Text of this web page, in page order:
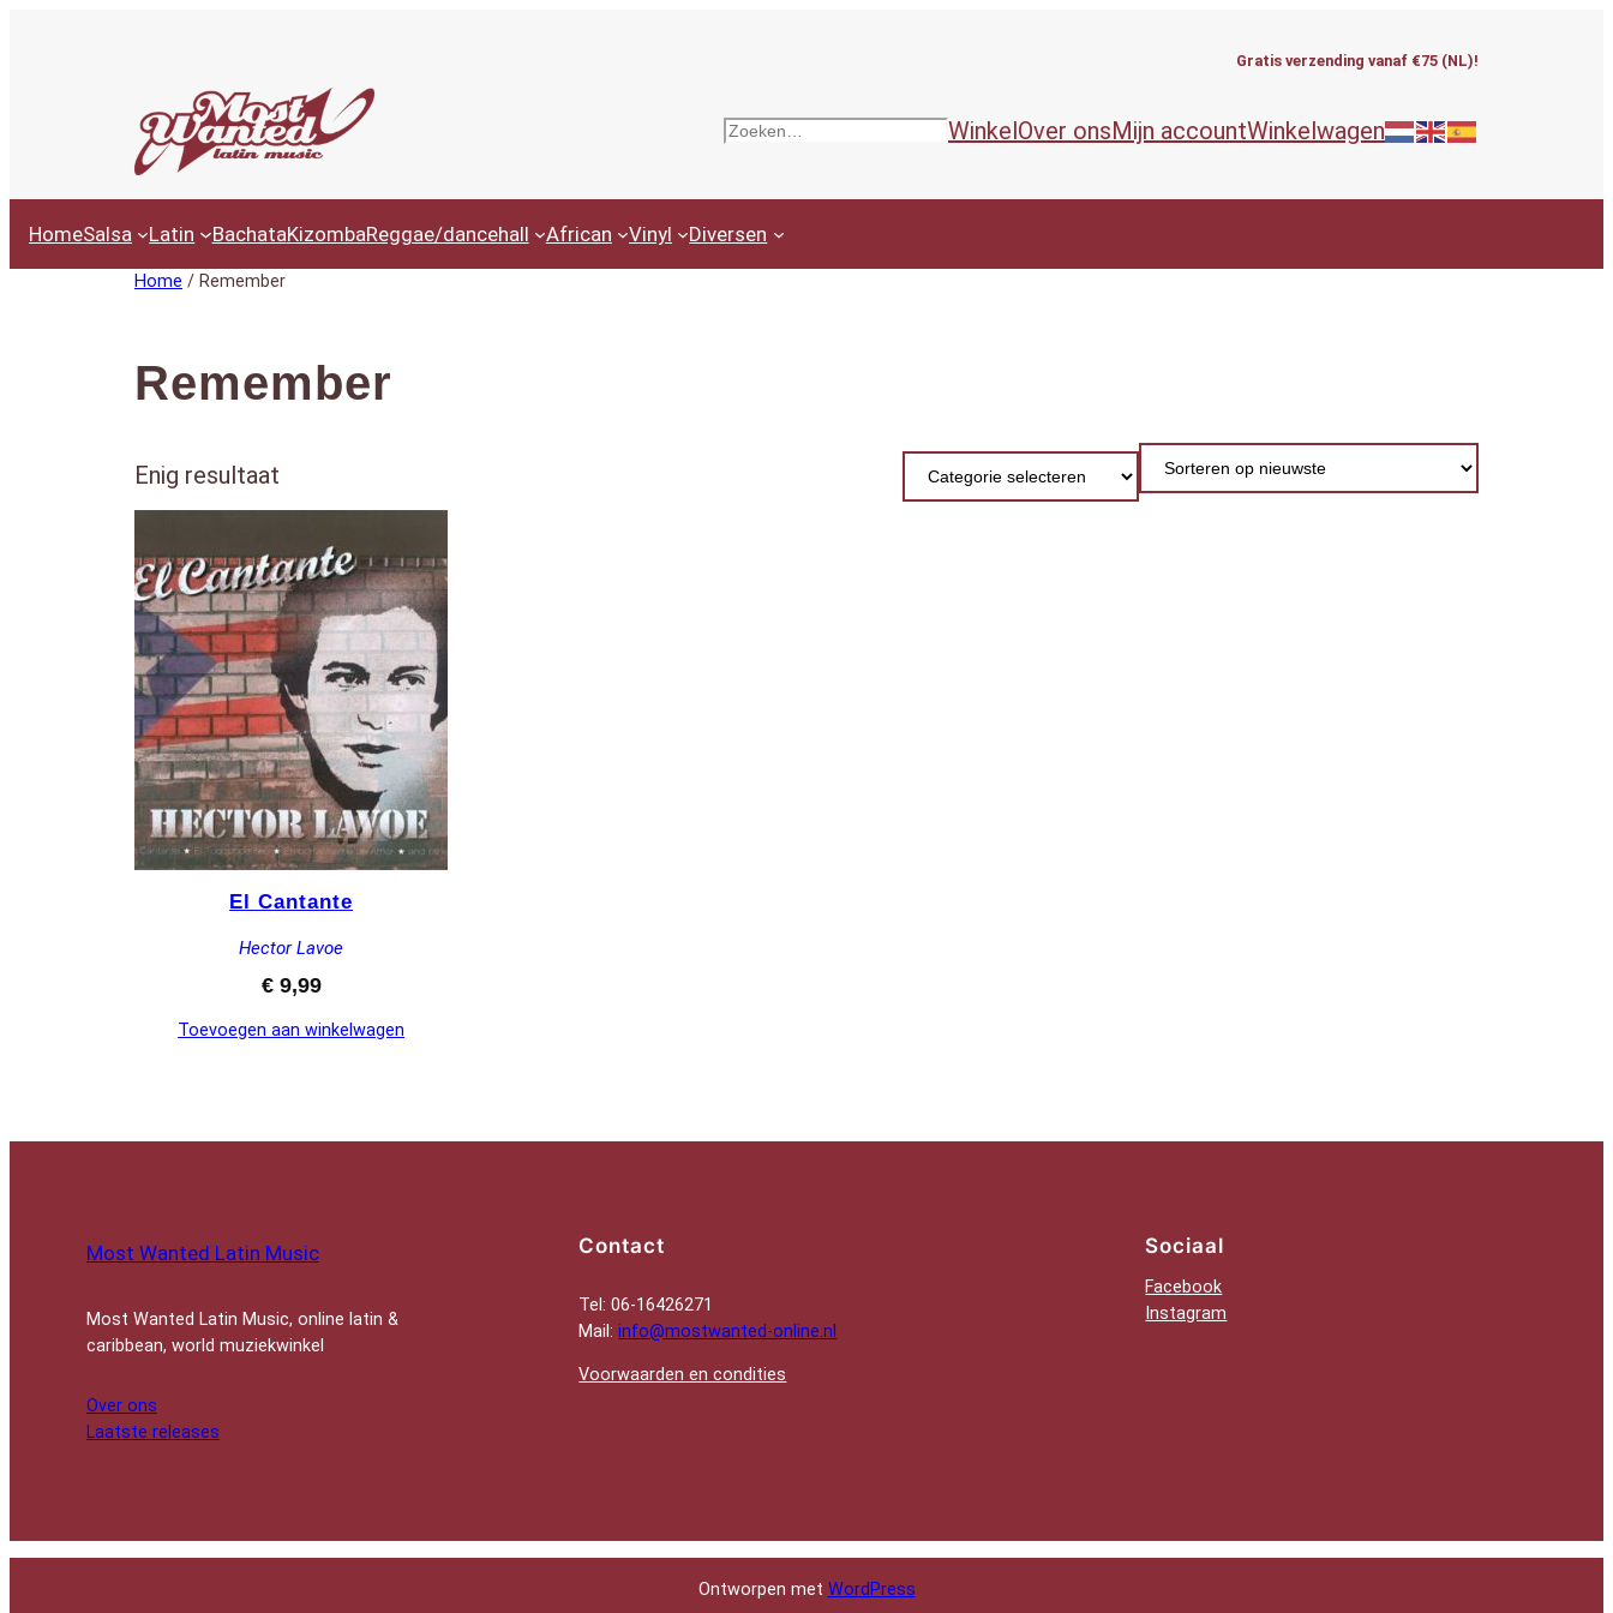
Gratis verzending vanaf €75 (NL)!
Zoeken WinkelOver onsMijn accountWinkelwagen
HomeSalsa Latin BachataKizombaReggae/dancehall African Vinyl Diversen
Home / Remember
Remember
Enig resultaat Productcategorieën
El Cantante
Hector Lavoe
€9,99
Toevoegen aan winkelwagen
Most Wanted Latin Music
Most Wanted Latin Music, online latin &
caribbean, world muziekwinkel
Over ons
Laatste releases
Contact
Tel: 06-16426271
Mail:info@mostwanted-online.nl
Voorwaarden en condities
Sociaal
Facebook
Instagram
Ontworpen met WordPress